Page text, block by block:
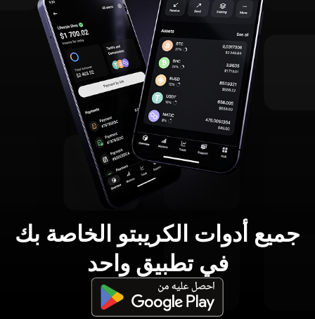
جميع أدوات الكريبتو الخاصة بك
في تطبيق واحد